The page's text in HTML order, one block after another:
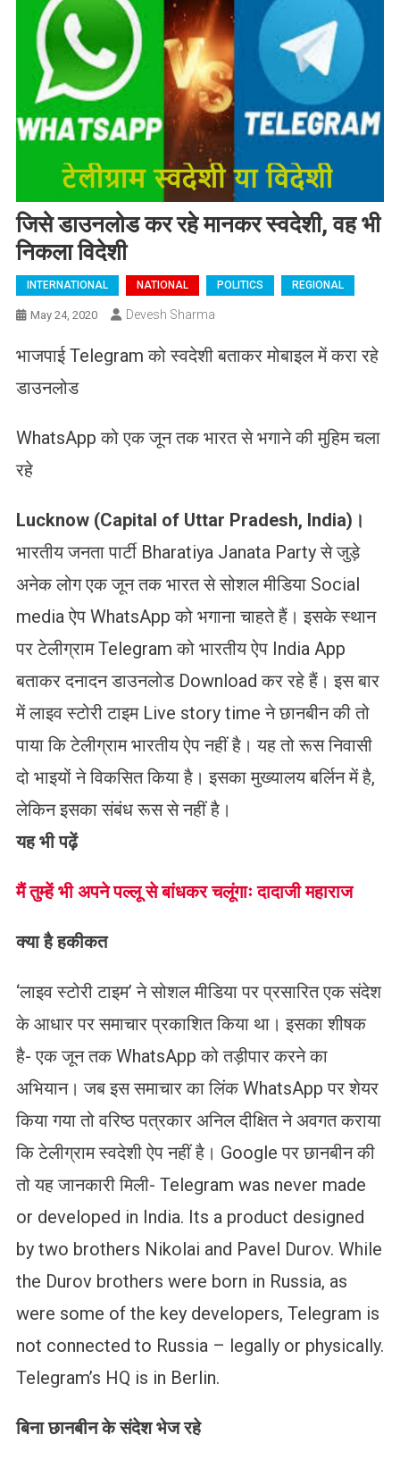
जिसे डाउनलोड कर रहे मानकर स्वदेशी, वह भी
निकला विदेशी
INTERNATIONAL NATIONAL POLITICS REGIONAL
May 24, 2020 Devesh Sharma
भाजपाई Telegram को स्वदेशी बताकर मोबाइल में करा रहे
डाउनलोड
WhatsApp को एक जून तक भारत से भगाने की मुहिम चला
रहे
Lucknow (Capital of Uttar Pradesh, India)।
भारतीय जनता पार्टी Bharatiya Janata Party से जुड़े
अनेक लोग एक जून तक भारत से सोशल मीडिया Social
media ऐप WhatsApp को भगाना चाहते हैं। इसके स्थान
पर टेलीग्राम Telegram को भारतीय ऐप India App
बताकर दनादन डाउनलोड Download कर रहे हैं। इस बार
में लाइव स्टोरी टाइम Live story time ने छानबीन की तो
पाया कि टेलीग्राम भारतीय ऐप नहीं है। यह तो रूस निवासी
दो भाइयों ने विकसित किया है। इसका मुख्यालय बर्लिन में है,
लेकिन इसका संबंध रूस से नहीं है।
यह भी पढ़ें
मैं तुम्हें भी अपने पल्लू से बांधकर चलूंगाः दादाजी महाराज
क्या है हकीकत
‘लाइव स्टोरी टाइम’ ने सोशल मीडिया पर प्रसारित एक संदेश
के आधार पर समाचार प्रकाशित किया था। इसका शीषक
है- एक जून तक WhatsApp को तड़ीपार करने का
अभियान। जब इस समाचार का लिंक WhatsApp पर शेयर
किया गया तो वरिष्ठ पत्रकार अनिल दीक्षित ने अवगत कराया
कि टेलीग्राम स्वदेशी ऐप नहीं है। Google पर छानबीन की
तो यह जानकारी मिली- Telegram was never made
or developed in India. Its a product designed
by two brothers Nikolai and Pavel Durov. While
the Durov brothers were born in Russia, as
were some of the key developers, Telegram is
not connected to Russia – legally or physically.
Telegram’s HQ is in Berlin.
बिना छानबीन के संदेश भेज रहे